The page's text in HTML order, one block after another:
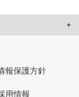
ンテンツや広告の
ています。
報保護方針
用情報